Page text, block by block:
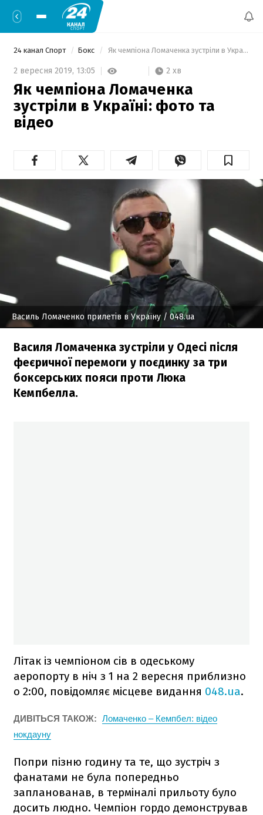
24 канал Спорт Бокс Як чемпіона Ломаченка зустріли в Україні: фото та відео
2 вересня 2019, 13:05 2 хв
Як чемпіона Ломаченка
зустріли в Україні: фото та
відео
Василь Ломаченко прилетів в Україну/ 048.ua
Василя Ломаченка зустріли у Одесі після
феєричної перемоги у поєдинку за три
боксерських пояси проти Люка
Кемпбелла.
Літак із чемпіоном сів в одеському
аеропорту в ніч з 1 на 2 вересня приблизно
о 2:00, повідомляє місцеве видання 048.ua.
ДИВІТЬСЯ ТАКОЖ: Ломаченко – Кемпбел: відео
нокдауну
Попри пізню годину та те, що зустріч з
фанатами не була попередньо
запланованав, в терміналі прильоту було
досить людно. Чемпіон гордо демонстрував